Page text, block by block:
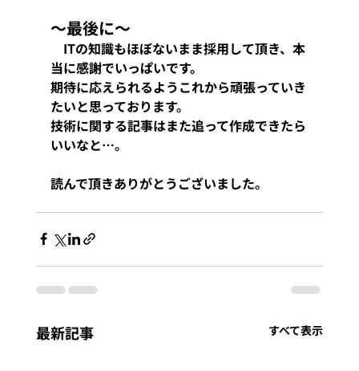
～最後に～
ITの知識もほぼないまま採用して頂き、本
当に感謝でいっぱいです。
期待に応えられるようこれから頑張っていき
たいと思っております。
技術に関する記事はまた追って作成できたら
いいなと…。
読んで頂きありがとうございました。
最新記事 すべて表示